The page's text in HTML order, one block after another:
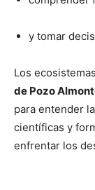
y tomar
Los
de Pozo
para entender
científicas y
enfrentar los